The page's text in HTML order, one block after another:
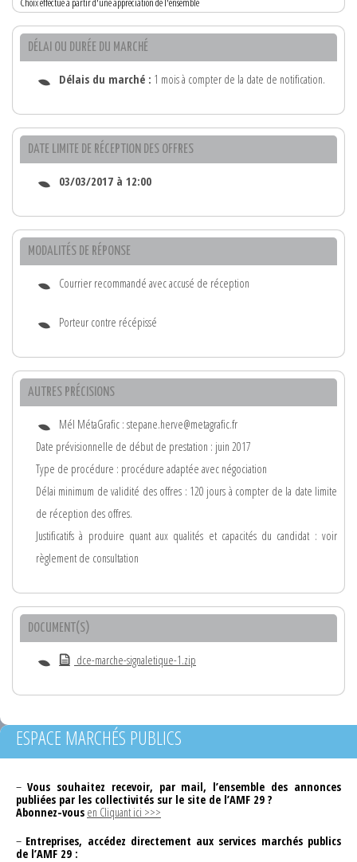
DÉLAI OU DURÉE DU MARCHÉ
Délais du marché : 1 mois à compter de la date de notification.
DATE LIMITE DE RÉCEPTION DES OFFRES
03/03/2017 à 12:00
MODALITÉS DE RÉPONSE
Courrier recommandé avec accusé de réception
Porteur contre récépissé
AUTRES PRÉCISIONS
Mél MétaGrafic : stepane.herve@metagrafic.fr
Date prévisionnelle de début de prestation : juin 2017
Type de procédure : procédure adaptée avec négociation
Délai minimum de validité des offres : 120 jours à compter de la date limite
de réception des offres.
Justificatifs à produire quant aux qualités et capacités du candidat : voir
règlement de consultation
DOCUMENT(S)
dce-marche-signaletique-1.zip
ESPACE MARCHÉS PUBLICS
– Vous souhaitez recevoir, par mail, l’ensemble des annonces
publiées par les collectivités sur le site de l’AMF 29 ?
Abonnez-vous en Cliquant ici >>>
– Entreprises, accédez directement aux services marchés publics
de l’AMF 29 :